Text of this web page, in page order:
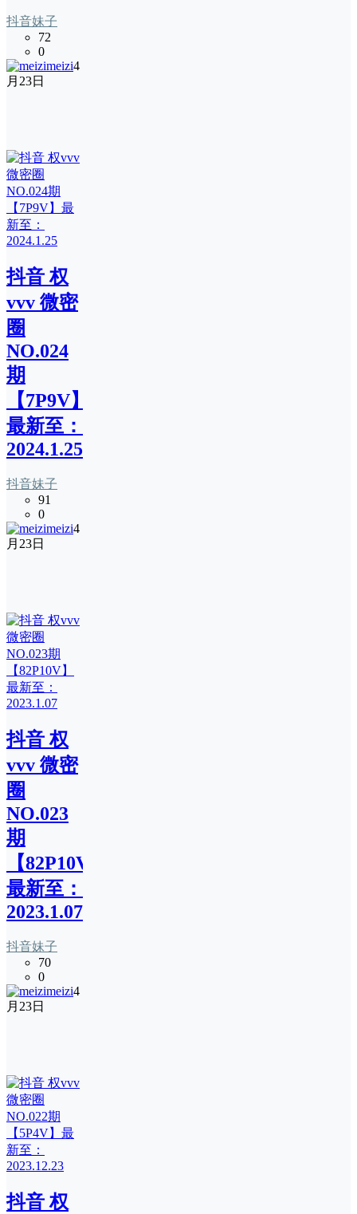
抖音妹子
72
0
meizi4
月23日
抖音 权
vvv 微密
圈
NO.024
期
【7P9V】
最新至：
2024.1.25
抖音妹子
91
0
meizi4
月23日
抖音 权
vvv 微密
圈
NO.023
期
【82P10V】
最新至：
2023.1.07
抖音妹子
70
0
meizi4
月23日
抖音 权